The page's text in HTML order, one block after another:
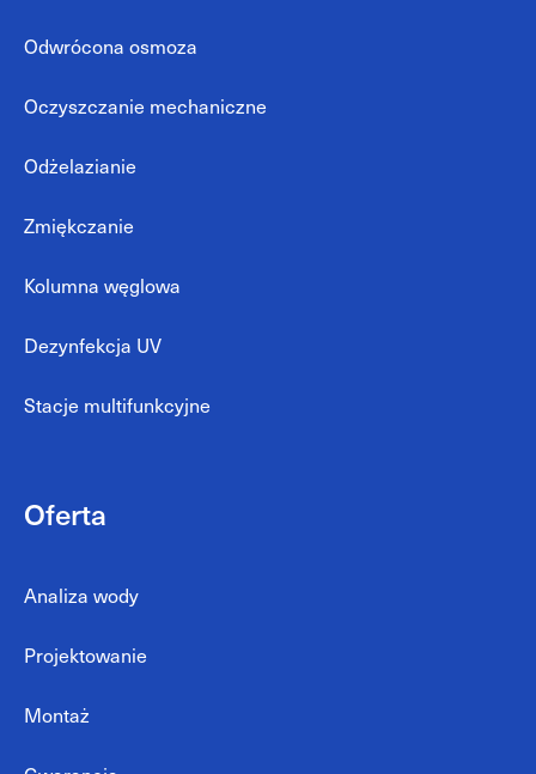
Odwrócona osmoza
Oczyszczanie mechaniczne
Odżelazianie
Zmiękczanie
Kolumna węglowa
Dezynfekcja UV
Stacje multifunkcyjne
Oferta
Analiza wody
Projektowanie
Montaż